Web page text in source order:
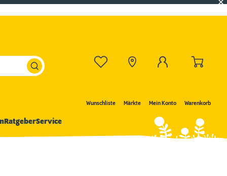
Wunschliste Märkte Mein Konto Warenkorb
RatgeberService